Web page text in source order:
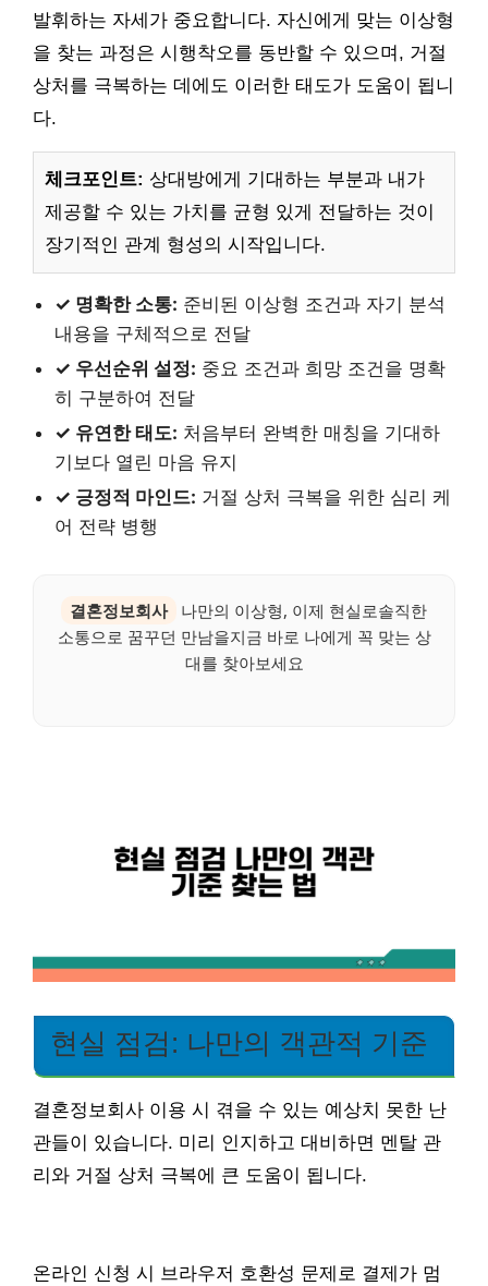
발휘하는 자세가 중요합니다. 자신에게 맞는 이상형
을 찾는 과정은 시행착오를 동반할 수 있으며, 거절
상처를 극복하는 데에도 이러한 태도가 도움이 됩니
다.
체크포인트: 상대방에게 기대하는 부분과 내가
제공할 수 있는 가치를 균형 있게 전달하는 것이
장기적인 관계 형성의 시작입니다.
✓ 명확한 소통: 준비된 이상형 조건과 자기 분석
내용을 구체적으로 전달
✓ 우선순위 설정: 중요 조건과 희망 조건을 명확
히 구분하여 전달
✓ 유연한 태도: 처음부터 완벽한 매칭을 기대하
기보다 열린 마음 유지
✓ 긍정적 마인드: 거절 상처 극복을 위한 심리 케
어 전략 병행
결혼정보회사
나만의 이상형, 이제 현실로솔직한
소통으로 꿈꾸던 만남을지금 바로 나에게 꼭 맞는 상
대를 찾아보세요
현실 점검: 나만의 객관적 기준
결혼정보회사 이용 시 겪을 수 있는 예상치 못한 난
관들이 있습니다. 미리 인지하고 대비하면 멘탈 관
리와 거절 상처 극복에 큰 도움이 됩니다.
온라인 신청 시 브라우저 호환성 문제로 결제가 멈